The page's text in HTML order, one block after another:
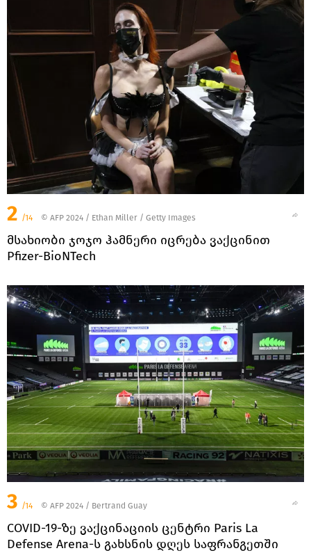
2 /14 © AFP 2024 / Ethan Miller / Getty Images
მსახიობი ჯოჯო ჰამნერი იცრება ვაქცინით
Pfizer-BioNTech
3 /14 © AFP 2024 / Bertrand Guay
COVID-19-ზე ვაქცინაციის ცენტრი Paris La
Defense Arena-ს გახსნის დღეს საფრანგეთში